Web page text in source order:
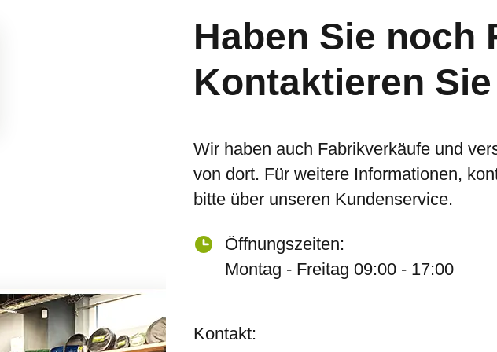
Haben Sie noch
Kontaktieren
Wir haben auch Fabrikverkäufe und
von dort. Für weitere Informationen,
bitte über unseren Kundenservice.
Öffnungszeiten:
Montag - Freitag 09:00 - 17:00
Kontakt: